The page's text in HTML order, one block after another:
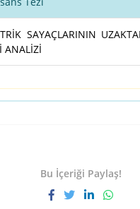
SAYAÇLARININ
ANALİZİ
Bu İçeriği Paylaş!